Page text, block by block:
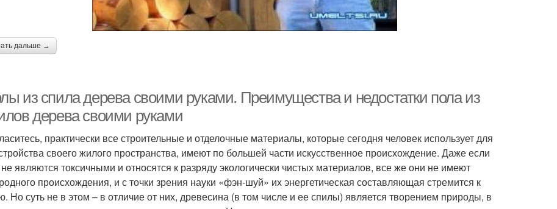
дальше →
из спила дерева своими руками. Преимущества и недостатки пола из
дерева своими руками
практически все строительные и отделочные материалы, которые сегодня человек использует для
своего жилого пространства, имеют по большей части искусственное происхождение. Даже если
являются токсичными и относятся к разряду экологически чистых материалов, все же они не имеют
происхождения, и с точки зрения науки «фэн-шуй» их энергетическая составляющая стремится к
Но суть не в этом – в отличие от них, древесина (в том числе и ее спилы) является творением природы, в